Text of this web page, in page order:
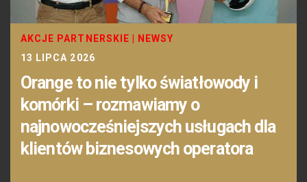
AKCJE PARTNERSKIE
NEWSY
13 LIPCA 2026
Orange to nie tylko światłowody i
komórki – rozmawiamy o
najnowocześniejszych usługach dla
klientów biznesowych operatora